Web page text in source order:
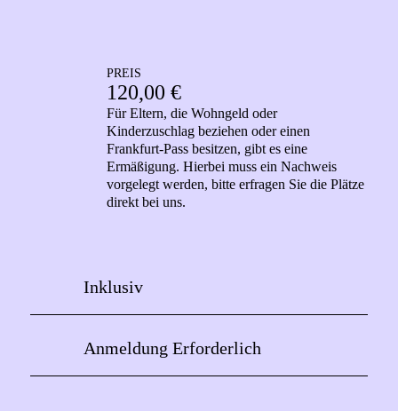
PREIS
120,00 €
Für Eltern, die Wohngeld oder
Kinderzuschlag beziehen oder einen
Frankfurt-Pass besitzen, gibt es eine
Ermäßigung. Hierbei muss ein Nachweis
vorgelegt werden, bitte erfragen Sie die Plätze
direkt bei uns.
Inklusiv
Anmeldung Erforderlich